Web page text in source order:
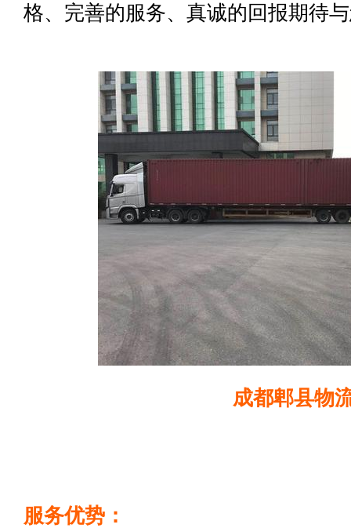
格、完善的服务、真诚的回报期待
成都郫县物
服务优势：